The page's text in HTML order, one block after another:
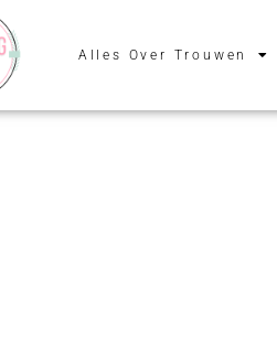
Alles Over Trouwen